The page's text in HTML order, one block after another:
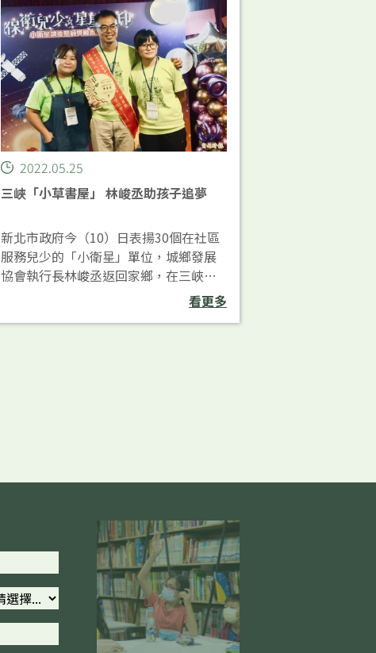
2022.05.25
三峽「小草書屋」 林峻丞助孩子追夢
新北市政府今（10）日表揚30個在社區
服務兒少的「小衛星」單位，城鄉發展
協會執行長林峻丞返回家鄉，在三峽成
立「小草書屋」作為服務據點，希望協
助孩子們追夢，有朝一日翻身貢獻社
看更多